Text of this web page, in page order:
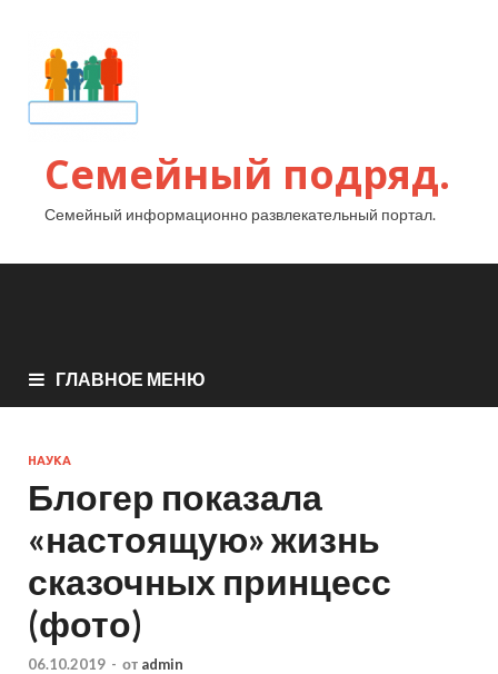
Семейный подряд.
Семейный информационно развлекательный портал.
ГЛАВНОЕ МЕНЮ
НАУКА
Блогер показала
«настоящую» жизнь
сказочных принцесс
(фото)
06.10.2019 - от admin